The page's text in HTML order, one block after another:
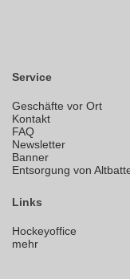
Service
Geschäfte vor Ort
Kontakt
FAQ
Newsletter
Banner
Entsorgung von
Links
Hockeyoffice
mehr